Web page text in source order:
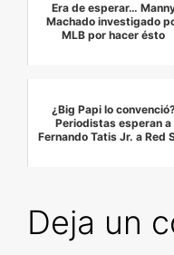
Era de esperar…
Machado investigado
MLB por hacer ésto
¿Big Papi lo
Periodistas esperan a
Fernando Tatis Jr. a Red
Deja un